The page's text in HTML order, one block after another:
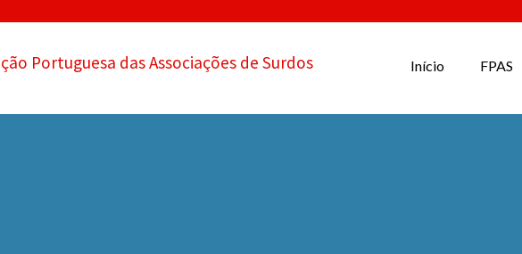
Portuguesa das Associações de Surdos Início FPAS